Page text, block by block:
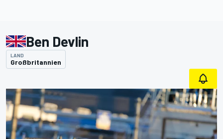
Ben Devlin
LAND
Großbritannien